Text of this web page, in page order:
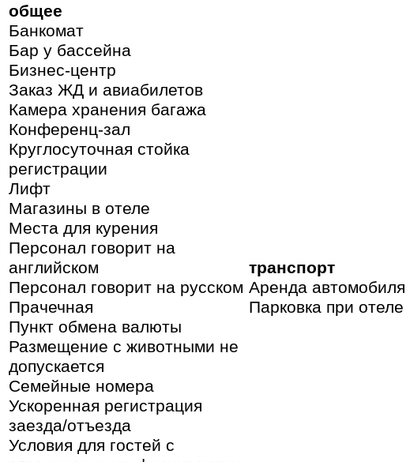
общее
Банкомат
Бар у бассейна
Бизнес-центр
Заказ ЖД и авиабилетов
Камера хранения багажа
Конференц-зал
Круглосуточная стойка
регистрации
Лифт
Магазины в отеле
Места для курения
Персонал говорит на
английском
Персонал говорит на русском
Прачечная
Пункт обмена валюты
Размещение с животными не
допускается
Семейные номера
Ускоренная регистрация
заезда/отъезда
Условия для гостей с
транспорт
Аренда автомобиля
Парковка при отеле